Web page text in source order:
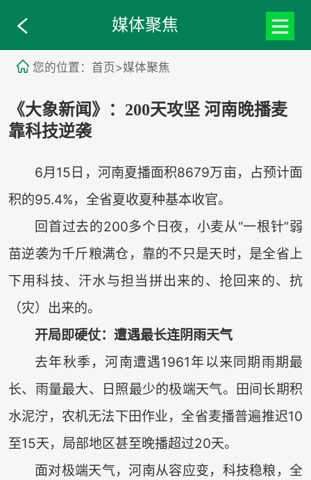
媒体聚焦
您的位置：首页>媒体聚焦
《大象新闻》：200天攻坚 河南晚播麦
靠科技逆袭
6月15日，河南夏播面积8679万亩，占预计面
积的95.4%，全省夏收夏种基本收官。
回首过去的200多个日夜，小麦从“一根针”弱
苗逆袭为千斤粮满仓，靠的不只是天时，是全省上
下用科技、汗水与担当拼出来的、抢回来的、抗
（灾）出来的。
开局即硬仗：遭遇最长连阴雨天气
去年秋季，河南遭遇1961年以来同期雨期最
长、雨量最大、日照最少的极端天气。田间长期积
水泥泞，农机无法下田作业，全省麦播普遍推迟10
至15天，局部地区甚至晚播超过20天。
面对极端天气，河南从容应变，科技稳粮，全